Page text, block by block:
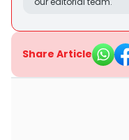
Share Article